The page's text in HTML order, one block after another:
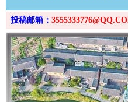
投稿邮箱：